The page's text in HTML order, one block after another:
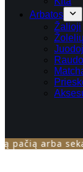
Arbatos
Žalioji
Žolelių
arba